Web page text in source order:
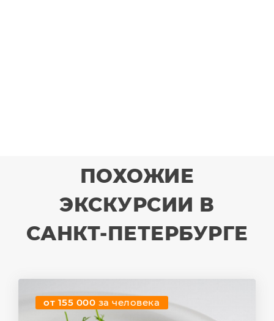
ПОХОЖИЕ
ЭКСКУРСИИ В
САНКТ-ПЕТЕРБУРГЕ
от 155 000 за человека